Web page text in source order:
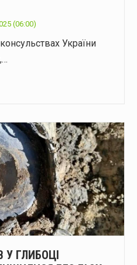
(06:00)
України
У ГЛИБОЦІ